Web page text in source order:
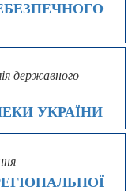
державного
УКРАЇНИ